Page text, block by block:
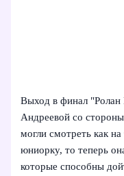
Выход в финал "Ролан
Андреевой со
могли смотреть как
юниорку, то теперь
которые способны